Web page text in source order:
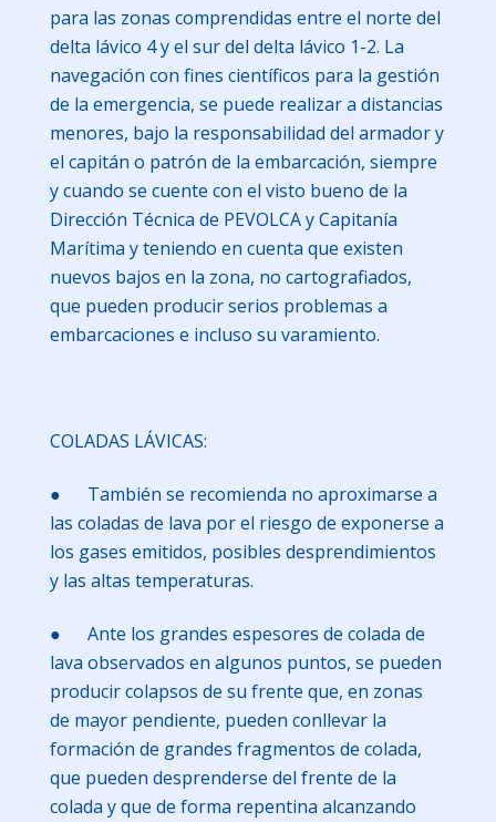
para las zonas comprendidas entre el norte del
delta lávico 4 y el sur del delta lávico 1-2. La
navegación con fines científicos para la gestión
de la emergencia, se puede realizar a distancias
menores, bajo la responsabilidad del armador y
el capitán o patrón de la embarcación, siempre
y cuando se cuente con el visto bueno de la
Dirección Técnica de PEVOLCA y Capitanía
Marítima y teniendo en cuenta que existen
nuevos bajos en la zona, no cartografiados,
que pueden producir serios problemas a
embarcaciones e incluso su varamiento.
COLADAS LÁVICAS:
● También se recomienda no aproximarse a
las coladas de lava por el riesgo de exponerse a
los gases emitidos, posibles desprendimientos
y las altas temperaturas.
● Ante los grandes espesores de colada de
lava observados en algunos puntos, se pueden
producir colapsos de su frente que, en zonas
de mayor pendiente, pueden conllevar la
formación de grandes fragmentos de colada,
que pueden desprenderse del frente de la
colada y que de forma repentina alcanzando